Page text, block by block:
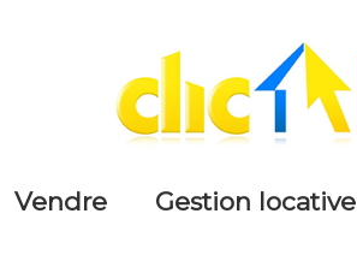
vendre gestion locative